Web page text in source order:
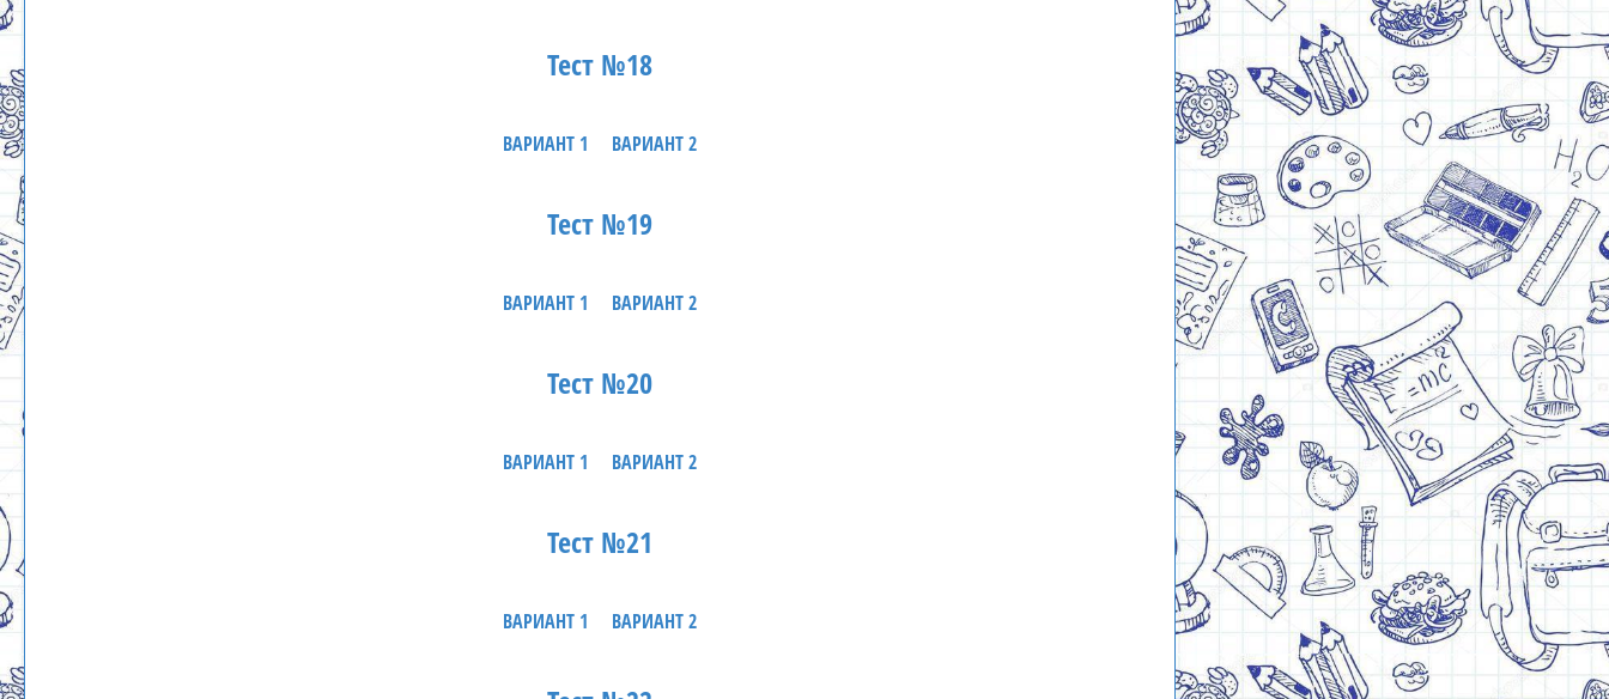
Тест №18
ВАРИАНТ 1 ВАРИАНТ 2
Тест №19
ВАРИАНТ 1 ВАРИАНТ 2
Тест №20
ВАРИАНТ 1 ВАРИАНТ 2
Тест №21
ВАРИАНТ 1 ВАРИАНТ 2